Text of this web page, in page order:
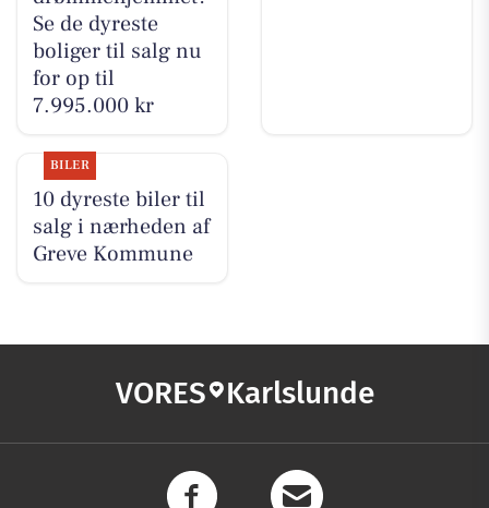
Se de dyreste
boliger til salg nu
for op til
7.995.000 kr
BILER
10 dyreste biler til
salg i nærheden af
Greve Kommune
VORES Karlslunde